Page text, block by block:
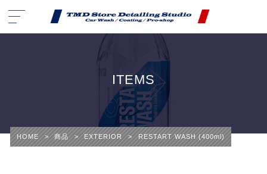
ITEMS
HOME > 商品 > EXTERIOR > RESTART WASH (400ml)